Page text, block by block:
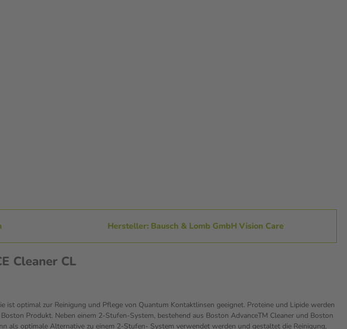
Hersteller: Bausch & Lomb GmbH Vision Care
Cleaner CL
optimal zur Reinigung und Pflege von Quantum Kontaktlinsen geeignet. Proteine und Lipide werden
Produkt. Neben einem 2-Stufen-System, bestehend aus Boston AdvanceTM Cleaner und Boston
als optimale Alternative zu einem 2-Stufen- System verwendet werden und gestaltet die Reinigung,